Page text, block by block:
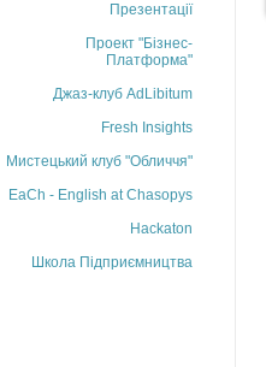
Презентації
Проект "Бізнес-
Платформа"
Джаз-клуб AdLibitum
Fresh Insights
Мистецький клуб "Обличчя"
EaCh - English at Chasopys
Hackaton
Школа Підприємництва